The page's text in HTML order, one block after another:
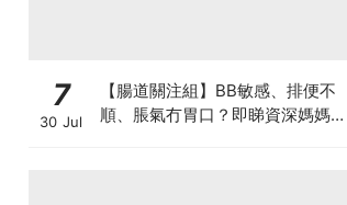
7
30 Jul
【腸道關注組】BB敏感、排便不
順、脹氣冇胃口？即睇資深媽媽分